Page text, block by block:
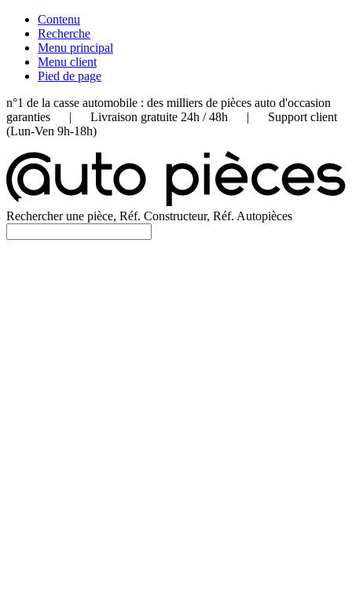
Contenu
Recherche
Menu principal
Menu client
Pied de page
n°1 de la casse automobile : des milliers de pièces auto d'occasion
garanties | Livraison gratuite 24h / 48h | Support client
(Lun-Ven 9h-18h)
Rechercher une pièce, Réf. Constructeur, Réf. Autopièces